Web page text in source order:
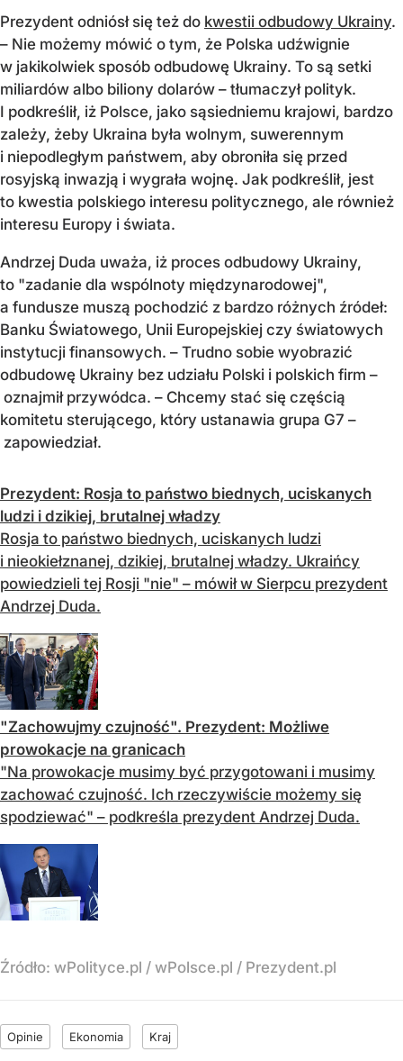
Prezydent odniósł się też do kwestii odbudowy Ukrainy.
– Nie możemy mówić o tym, że Polska udźwignie
w jakikolwiek sposób odbudowę Ukrainy. To są setki
miliardów albo biliony dolarów – tłumaczył polityk.
I podkreślił, iż Polsce, jako sąsiedniemu krajowi, bardzo
zależy, żeby Ukraina była wolnym, suwerennym
i niepodległym państwem, aby obroniła się przed
rosyjską inwazją i wygrała wojnę. Jak podkreślił, jest
to kwestia polskiego interesu politycznego, ale również
interesu Europy i świata.
Andrzej Duda uważa, iż proces odbudowy Ukrainy,
to "zadanie dla wspólnoty międzynarodowej",
a fundusze muszą pochodzić z bardzo różnych źródeł:
Banku Światowego, Unii Europejskiej czy światowych
instytucji finansowych. – Trudno sobie wyobrazić
odbudowę Ukrainy bez udziału Polski i polskich firm –
oznajmił przywódca. – Chcemy stać się częścią
komitetu sterującego, który ustanawia grupa G7 –
zapowiedział.
Prezydent: Rosja to państwo biednych, uciskanych
ludzi i dzikiej, brutalnej władzy
Rosja to państwo biednych, uciskanych ludzi
i nieokiełznanej, dzikiej, brutalnej władzy. Ukraińcy
powiedzieli tej Rosji "nie" – mówił w Sierpcu prezydent
Andrzej Duda.
"Zachowujmy czujność". Prezydent: Możliwe
prowokacje na granicach
"Na prowokacje musimy być przygotowani i musimy
zachować czujność. Ich rzeczywiście możemy się
spodziewać" – podkreśla prezydent Andrzej Duda.
Źródło: wPolityce.pl / wPolsce.pl / Prezydent.pl
Opinie Ekonomia Kraj